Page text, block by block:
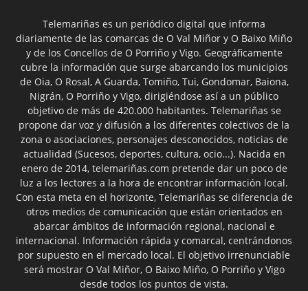
Telemariñas es un periódico digital que informa
diariamente de las comarcas de O Val Miñor y O Baixo Miño
y de los Concellos de O Porriño y Vigo. Geográficamente
cubre la información que surge abarcando los municipios
de Oia, O Rosal, A Guarda, Tomiño, Tui, Gondomar, Baiona,
Nigrán, O Porriño y Vigo, dirigiéndose así a un público
objetivo de más de 420.000 habitantes. Telemariñas se
propone dar voz y difusión a los diferentes colectivos de la
zona o asociaciones, personajes desconocidos, noticias de
actualidad (Sucesos, deportes, cultura, ocio...). Nacida en
enero de 2014, telemariñas.com pretende dar un poco de
luz a los lectores a la hora de encontrar información local.
Con esta meta en el horizonte, Telemariñas se diferencia de
otros medios de comunicación que están orientados en
abarcar ámbitos de información regional, nacional e
internacional. Información rápida y comarcal, centrándonos
por supuesto en el mercado local. El objetivo irrenunciable
será mostrar O Val Miñor, O Baixo Miño, O Porriño y Vigo
desde todos los puntos de vista.